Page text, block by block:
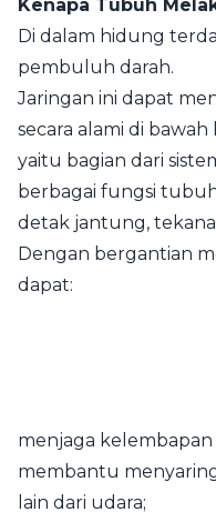
Kenapa Tubuh
Di dalam hidung
pembuluh darah.
Jaringan ini dapat
secara alami di
yaitu bagian dari
berbagai fungsi
detak jantung,
Dengan bergantian
dapat:
menjaga
membantu
lain dari udara;